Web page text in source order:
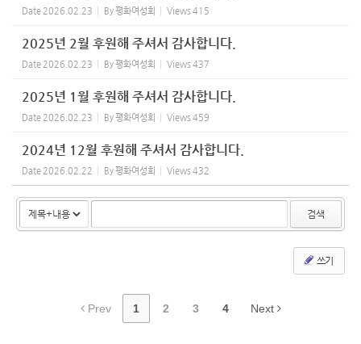
Date 2026.02.23 By평화여성회 Views 415
2025년 2월 후원해 주셔서 감사합니다.
Date 2026.02.23 By평화여성회 Views 437
2025년 1월 후원해 주셔서 감사합니다.
Date 2026.02.23 By평화여성회 Views 459
2024년 12월 후원해 주셔서 감사합니다.
Date 2026.02.22 By평화여성회 Views 432
검색
쓰기
Prev 1 2 3 4 Next